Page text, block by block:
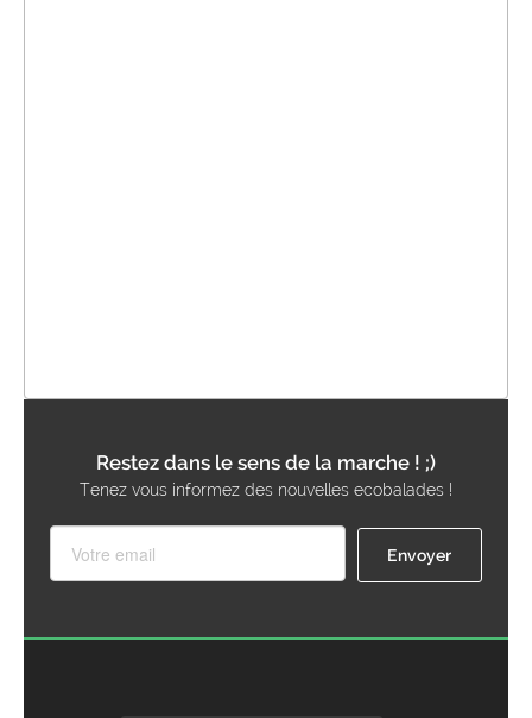
Restez dans le sens de la marche ! ;)
Tenez vous informez des nouvelles ecobalades !